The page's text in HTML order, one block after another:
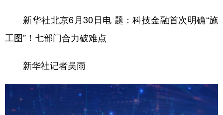
科技 科创 量子 体育
访谈 视频
法律 中央文件 金融 汽车
人居
新华社北京6月30日电 题：科技金融首次明确“施
工图”！七部门合力破难点
新华社记者吴雨